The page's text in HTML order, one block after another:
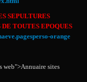
SEPULTURES
TOUTES EPOQUES
orange
web">Annuaire sites